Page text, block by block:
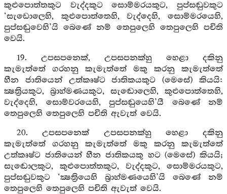
කුළුපොත්තකුට වැද්දකුට සොම්මරයකුට, පුප්සඬුවකුට
‘සැඩොලෙහි, කුළුපොත්තෙහි, වැද්දෙහි, සොම්මරයෙහි,
පුප්සඬුවෙහි’යි බෙණේ නම් තෙපුලෙහි තෙපුලෙහි පචිති
වෙයි.
19. උපසපනෙක්, උපසපනක්හු හෙළා දකිනු
කැමැත්තේ ගරහනු කැමැත්තේ මකු කරනු කැමැත්තේ
හීන ජාතියෙන් උත්කෘෂ්ට ජාතිකයකුට (මෙසේ) කියයි:
ක්‍ෂත්‍රියකුට, බ්‍රාහ්මණයකුට, සැඬොලෙහි, කුළුපොත්තෙහි,
වැද්දෙහි, සොම්වරයෙහි, පුප්සඬුයෙහි’යී බෙණේ නම්
තෙපුලෙහි තෙපුලෙහි පචිති ඇවැත් වෙයි.
20. උපසපනෙක් උපසපනක්හු හෙළා දකිනු
කැමැත්තේ ගරහනු කැමැත්තේ මකු කරනු කැමැත්තේ
උත්කෘෂ්ට ජාතියෙන් හීන ජාතිකයකු හට (මෙසේ) කියයි;
සැඬොලකුට, කුළුපොත්තකුට, වැද්දකුට, සොම්මරයකුට,
පුප්සඬුවකුට ‘ක්‍ෂත්‍රියෙහි බ්‍රාහ්මණයෙහි’යි බෙණේ නම්
තෙපුලෙහි තෙපුලෙහි පචිති ඇවැත් වෙයි.